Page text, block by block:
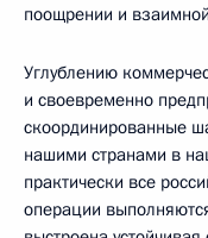
поощрении и
Углублению
и своевременно
скоординированные
нашими странами в
практически все
операции